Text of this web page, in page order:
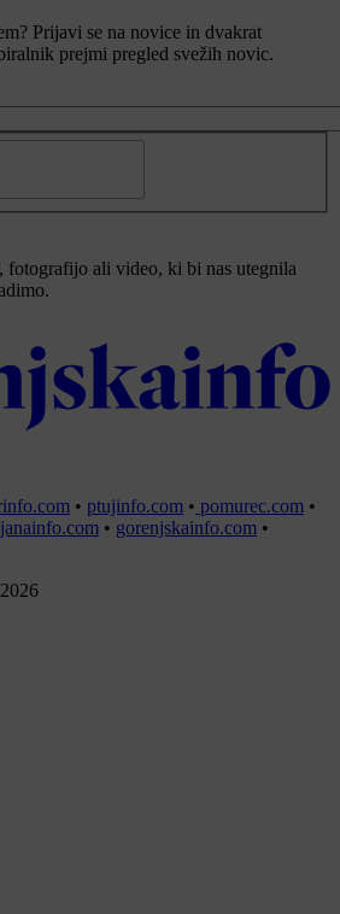
Prijavi se na novice in dvakrat
prejmi pregled svežih novic.
fotografijo ali video, ki bi nas utegnila
• ptujinfo.com • pomurec.com •
• gorenjskainfo.com •